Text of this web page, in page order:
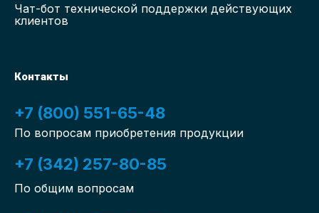
Чат-бот технической поддержки действующих
клиентов
Контакты
+7 (800) 551-65-48
По вопросам приобретения продукции
+7 (342) 257-80-85
По общим вопросам